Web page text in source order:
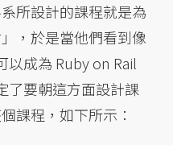
所設計的課程就是為
，於是當他們看到像
以成為 Ruby on Rail
了要朝這方面設計課
課程，如下所示：